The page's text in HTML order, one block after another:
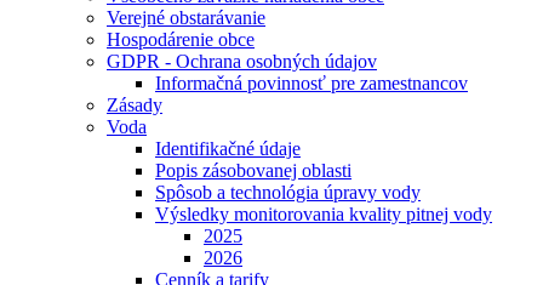
Verejné obstarávanie
Hospodárenie obce
GDPR - Ochrana osobných údajov
Informačná povinnosť pre zamestnancov
Zásady
Voda
Identifikačné údaje
Popis zásobovanej oblasti
Spôsob a technológia úpravy vody
Výsledky monitorovania kvality pitnej vody
2025
2026
Cenník a tarify